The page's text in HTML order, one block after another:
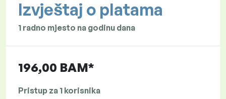
Izvještaj o platama
1 radno mjesto na godinu dana
196,00 BAM*
Pristup za 1 korisnika